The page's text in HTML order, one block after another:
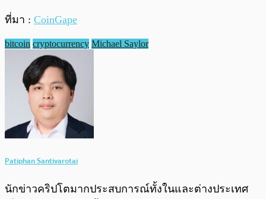
ที่มา : CoinGape
bitcoin cryptocurrency Michael Saylor
Patiphan Santivarotai
นักข่าวคริปโตมากประสบการณ์ทั้งในและต่างประเทศ